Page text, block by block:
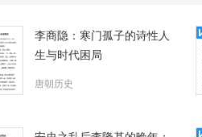
李商隐：寒门孤子的诗性人
生与时代困局
唐朝历史